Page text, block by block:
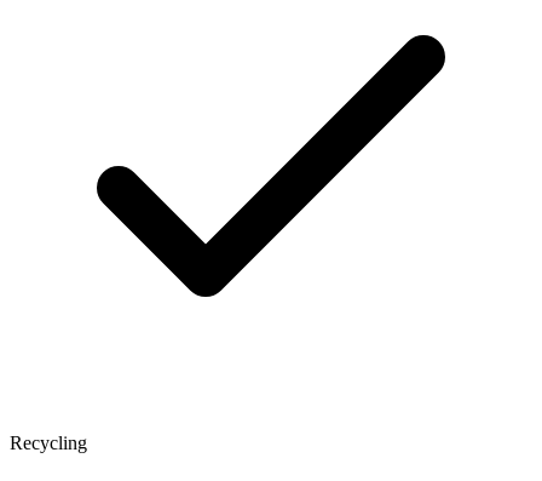
Recycling